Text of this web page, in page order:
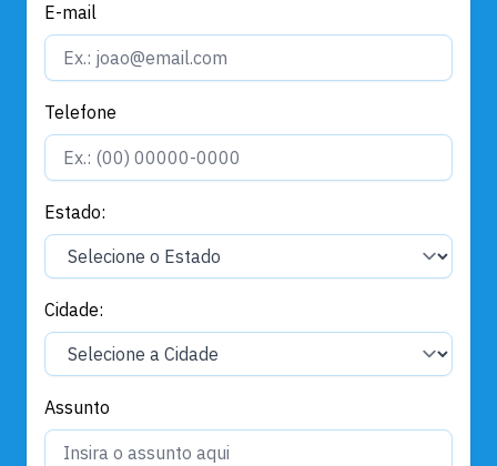
E-mail
Telefone
Estado:
Cidade:
Assunto